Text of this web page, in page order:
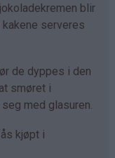
blir
serveres
de dyppes i den
smøret i
med glasuren.
kjøpt i